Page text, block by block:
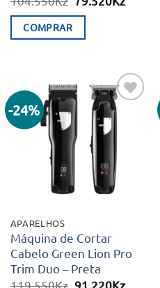
era:
COMPRAR
-24%
Adicionar
aos meus
desejos
APARELHOS
Máquina de Cortar
Cabelo Green Lion Pro
Trim Duo – Preta
119.550Kz O
91.220KzO